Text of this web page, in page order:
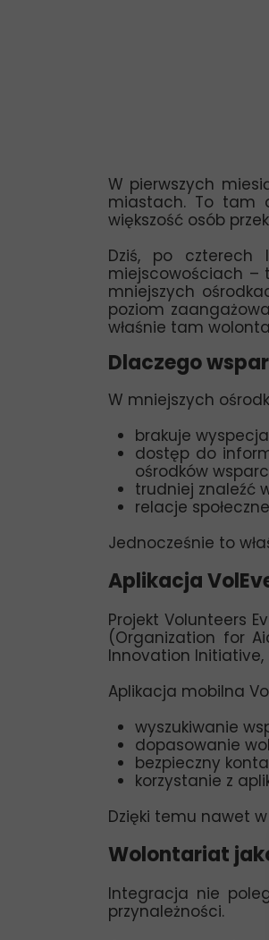
W pierwszych
miastach. To tam
większość osób
Dziś, po czterech
miejscowościach –
mniejszych
poziom
właśnie tam
Dlaczego
W mniejszych
brakuje
dostęp do
ośrodków
trudniej znaleźć
relacje
Jednocześnie to
Aplikacja
Projekt Volunteers
(Organization for
Innovation Initiative
Aplikacja mobilna
wyszukiwanie
dopasowanie
bezpieczny
korzystanie z
Dzięki temu nawet
Wolontariat
Integracja nie
przynależności.